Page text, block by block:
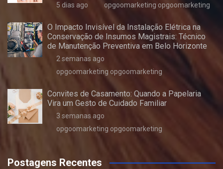
5 dias ago opgoomarketing opgoomarketing
O Impacto Invisível da Instalação Elétrica na
Conservação de Insumos Magistrais: Técnico
de Manutenção Preventiva em Belo Horizonte
2 semanas ago
opgoomarketing opgoomarketing
Convites de Casamento: Quando a Papelaria
Vira um Gesto de Cuidado Familiar
3 semanas ago
opgoomarketing opgoomarketing
Postagens Recentes